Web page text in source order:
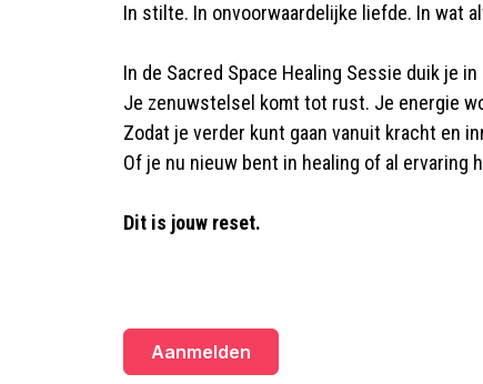
In stilte. In onvoorwaardelijke liefde. In wat
In de Sacred Space Healing Sessie duik je
Je zenuwstelsel komt tot rust. Je energie
Zodat je verder kunt gaan vanuit kracht en
Of je nu nieuw bent in healing of al ervaring
Dit is jouw reset.
Aanmelden